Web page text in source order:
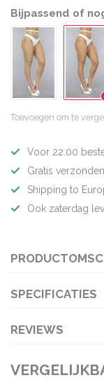
Bijpassend of
Toevoegen om te
Voor 22:00
Gratis
Shipping to
Ook zaterdag
SPECIFICATIES
REVIEWS